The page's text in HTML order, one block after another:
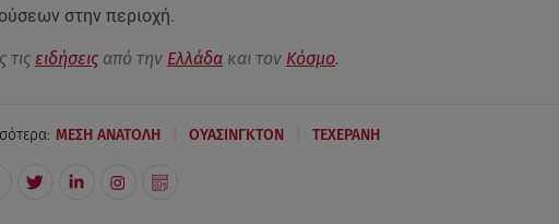
στην περιοχή.
τις ειδήσειςαπό την Ελλάδακαι τον Κόσμο.
ΜΕΣΗ ΑΝΑΤΟΛΗ ΟΥΑΣΙΝΓΚΤΟΝ ΤΕΧΕΡΑΝΗ